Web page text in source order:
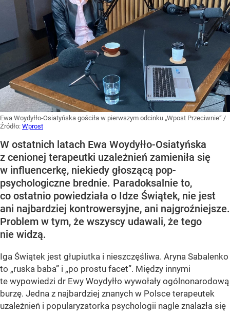
Ewa Woydyłło-Osiatyńska gościła w pierwszym odcinku „Wpost Przeciwnie” /
Źródło: Wprost
W ostatnich latach Ewa Woydyłło-Osiatyńska
z cenionej terapeutki uzależnień zamieniła się
w influencerkę, niekiedy głoszącą pop-
psychologiczne brednie. Paradoksalnie to,
co ostatnio powiedziała o Idze Świątek, nie jest
ani najbardziej kontrowersyjne, ani najgroźniejsze.
Problem w tym, że wszyscy udawali, że tego
nie widzą.
Iga Świątek jest głupiutka i nieszczęśliwa. Aryna Sabalenko
to „ruska baba” i „po prostu facet”. Między innymi
te wypowiedzi dr Ewy Woydyłło wywołały ogólnonarodową
burzę. Jedna z najbardziej znanych w Polsce terapeutek
uzależnień i popularyzatorka psychologii nagle znalazła się